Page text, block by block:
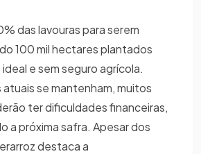
das lavouras para serem
100 mil hectares plantados
e sem seguro agrícola.
se mantenham, muitos
ter dificuldades financeiras,
a próxima safra. Apesar dos
destaca a